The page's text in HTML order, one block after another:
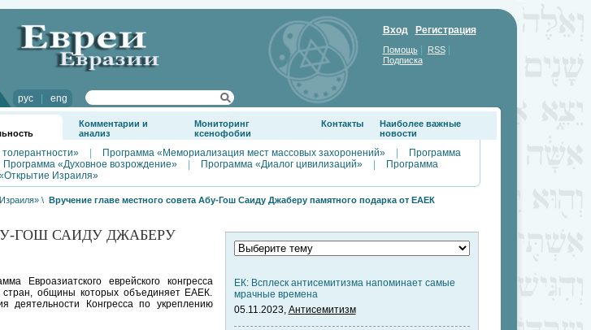
рус| eng
Вход Регистрация
Помощь| RSS|
Подписка
Комментарии и
анализ
Мониторинг
ксенофобии
Контакты
Наиболее важные
новости
толерантности» Программа «Мемориализация мест массовых захоронений»
Программа
Программа «Духовное возрождение» Программа «Диалог цивилизаций»
Программа
Израиля»
\ Вручение главе местного совета Абу-Гош Саиду Джаберу памятного подарка от ЕАЕК
ГОШ САИДУ ДЖАБЕРУ
Евроазиатского еврейского конгресса
общины которых объединяет ЕАЕК.
деятельности Конгресса по укреплению
ЕК: Всплеск антисемитизма напоминает самые
мрачные времена
05.11.2023, Антисемитизм